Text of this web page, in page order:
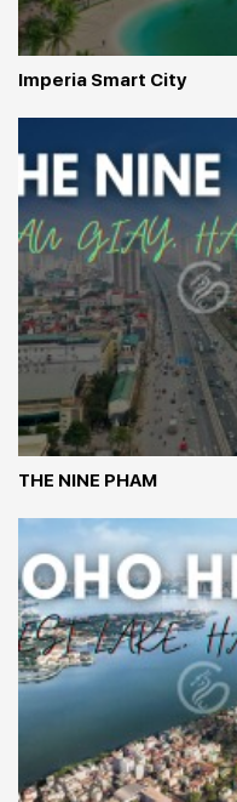
Imperia Smart City